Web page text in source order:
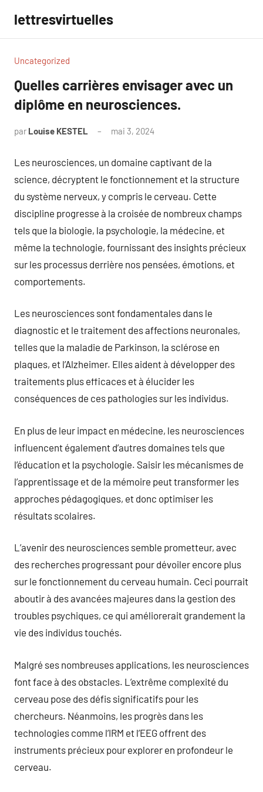
contenu
lettresvirtuelles
Uncategorized
Quelles carrières envisager avec un
diplôme en neurosciences.
par Louise KESTEL mai 3, 2024
Les neurosciences, un domaine captivant de la
science, décryptent le fonctionnement et la structure
du système nerveux, y compris le cerveau. Cette
discipline progresse à la croisée de nombreux champs
tels que la biologie, la psychologie, la médecine, et
même la technologie, fournissant des insights précieux
sur les processus derrière nos pensées, émotions, et
comportements.
Les neurosciences sont fondamentales dans le
diagnostic et le traitement des affections neuronales,
telles que la maladie de Parkinson, la sclérose en
plaques, et l’Alzheimer. Elles aident à développer des
traitements plus efficaces et à élucider les
conséquences de ces pathologies sur les individus.
En plus de leur impact en médecine, les neurosciences
influencent également d’autres domaines tels que
l’éducation et la psychologie. Saisir les mécanismes de
l’apprentissage et de la mémoire peut transformer les
approches pédagogiques, et donc optimiser les
résultats scolaires.
L’avenir des neurosciences semble prometteur, avec
des recherches progressant pour dévoiler encore plus
sur le fonctionnement du cerveau humain. Ceci pourrait
aboutir à des avancées majeures dans la gestion des
troubles psychiques, ce qui améliorerait grandement la
vie des individus touchés.
Malgré ses nombreuses applications, les neurosciences
font face à des obstacles. L’extrême complexité du
cerveau pose des défis significatifs pour les
chercheurs. Néanmoins, les progrès dans les
technologies comme l’IRM et l’EEG offrent des
instruments précieux pour explorer en profondeur le
cerveau.